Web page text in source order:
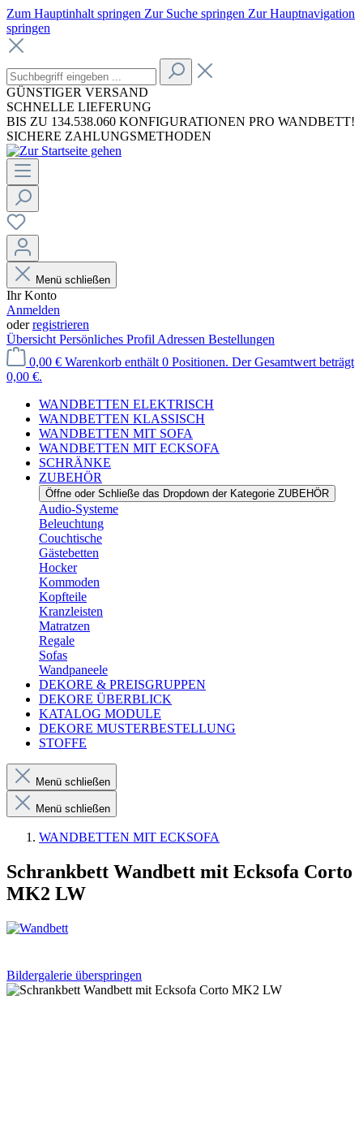
Zum Hauptinhalt springen Zur Suche springen Zur Hauptnavigation
springen
GÜNSTIGER VERSAND
SCHNELLE LIEFERUNG
BIS ZU 134.538.060 KONFIGURATIONEN PRO WANDBETT!
SICHERE ZAHLUNGSMETHODEN
Menü schließen
Ihr Konto
Anmelden
oderregistrieren
Übersicht Persönliches Profil Adressen Bestellungen
0,00 € Warenkorb enthält 0 Positionen. Der Gesamtwert beträgt
0,00 €.
WANDBETTEN ELEKTRISCH
WANDBETTEN KLASSISCH
WANDBETTEN MIT SOFA
WANDBETTEN MIT ECKSOFA
SCHRÄNKE
ZUBEHÖR
Öffne oder Schließe das Dropdown der Kategorie ZUBEHÖR
Audio-Systeme
Beleuchtung
Couchtische
Gästebetten
Hocker
Kommoden
Kopfteile
Kranzleisten
Matratzen
Regale
Sofas
Wandpaneele
DEKORE & PREISGRUPPEN
DEKORE ÜBERBLICK
KATALOG MODULE
DEKORE MUSTERBESTELLUNG
STOFFE
Menü schließen
Menü schließen
WANDBETTEN MIT ECKSOFA
Schrankbett Wandbett mit Ecksofa Corto
MK2 LW
Bildergalerie überspringen